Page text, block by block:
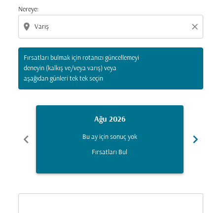
Nereye:
location_on close
Fırsatları bulmak için rotanızı güncellemeyi
deneyin (kalkış ve/veya varış) veya
aşağıdan günleri tek tek seçin
chevron_left
Ağu 2026
Bu ay için sonuç yok
Fırsatları Bul
chevron_right